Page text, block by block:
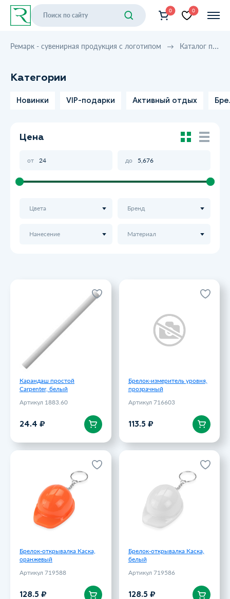
0 0
Ремарк - сувенирная продукция с логотипом Каталог продукции
Категории
Новинки VIP-подарки Активный отдых
Цена
от до
Цвета Бренд
Нанесение Материал
Карандаш простой
Carpenter, белый
Артикул 1883.60
24.4 ₽
Карандаш простой
Carpenter, белый
Артикул 1883.60
В корзину
Брелок-измеритель уровня,
прозрачный
Артикул 716603
113.5 ₽
Брелок-измеритель уровня,
прозрачный
Артикул 716603
113.5 ₽
В корзину
Брелок-открывалка Каска,
оранжевый
Артикул 719588
128.5 ₽
Брелок-открывалка Каска,
оранжевый
Артикул 719588
128.5 ₽
В корзину
Брелок-открывалка Каска,
белый
Артикул 719586
128.5 ₽
Брелок-открывалка Каска,
белый
Артикул 719586
В корзину